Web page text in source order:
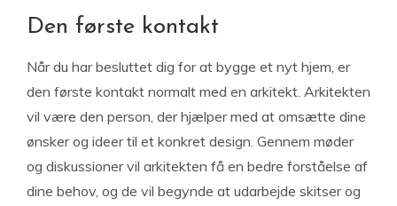
Den første kontakt
Når du har besluttet dig for at bygge et nyt hjem, er
den første kontakt normalt med en arkitekt. Arkitekten
vil være den person, der hjælper med at omsætte dine
ønsker og ideer til et konkret design. Gennem møder
og diskussioner vil arkitekten få en bedre forståelse af
dine behov, og de vil begynde at udarbejde skitser og